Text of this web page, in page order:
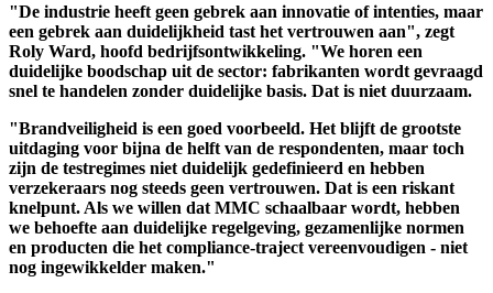
"De industrie heeft geen gebrek aan innovatie of intenties, maar
een gebrek aan duidelijkheid tast het vertrouwen aan", zegt
Roly Ward, hoofd bedrijfsontwikkeling. "We horen een
duidelijke boodschap uit de sector: fabrikanten wordt gevraagd
snel te handelen zonder duidelijke basis. Dat is niet duurzaam.
"Brandveiligheid is een goed voorbeeld. Het blijft de grootste
uitdaging voor bijna de helft van de respondenten, maar toch
zijn de testregimes niet duidelijk gedefinieerd en hebben
verzekeraars nog steeds geen vertrouwen. Dat is een riskant
knelpunt. Als we willen dat MMC schaalbaar wordt, hebben
we behoefte aan duidelijke regelgeving, gezamenlijke normen
en producten die het compliance-traject vereenvoudigen - niet
nog ingewikkelder maken."